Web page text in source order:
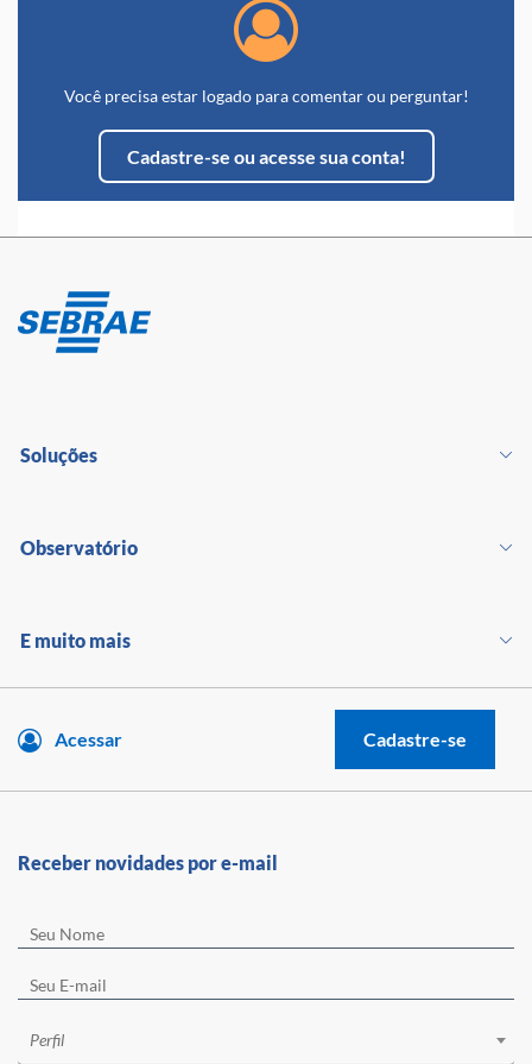
Você precisa estar logado para comentar ou perguntar!
Cadastre-se ou acesse sua conta!
Soluções
Observatório
E muito mais
Acessar Cadastre-se
Receber novidades por e-mail
Perfil